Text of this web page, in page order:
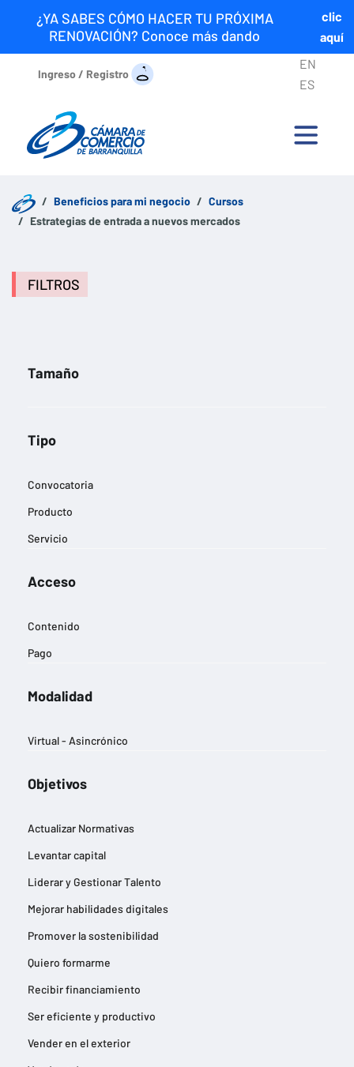
¿YA SABES CÓMO HACER TU PRÓXIMA
RENOVACIÓN? Conoce más dando
clic
aquí
Ingreso / Registro
EN
ES
Beneficios para mi negocio
Cursos
Estrategias de entrada a nuevos mercados
FILTROS
Tamaño
Tipo
Convocatoria
Producto
Servicio
Acceso
Contenido
Pago
Modalidad
Virtual - Asincrónico
Objetivos
Actualizar Normativas
Levantar capital
Liderar y Gestionar Talento
Mejorar habilidades digitales
Promover la sostenibilidad
Quiero formarme
Recibir financiamiento
Ser eficiente y productivo
Vender en el exterior